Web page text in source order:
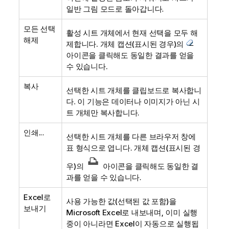
일반 그림 모드로 돌아갑니다.
모든 선택
해제
활성 시트 개체에서 현재 선택을 모두 해
제합니다. 개체 캡션(표시된 경우)의
아이콘을 클릭해도 동일한 결과를 얻을
수 있습니다.
복사
선택한 시트 개체를 클립보드로 복사합니
다. 이 기능은 데이터나 이미지가 아닌 시
트 개체만 복사합니다.
인쇄...
선택한 시트 개체를 다른 브라우저 창에
표 형식으로 엽니다. 개체 캡션(표시된 경
우)의
아이콘을 클릭해도 동일한 결
과를 얻을 수 있습니다.
Excel로
보내기
사용 가능한 값(선택된 값 포함)을
Microsoft Excel로 내보내며, 이미 실행
중이 아니라면 Excel이 자동으로 실행됩